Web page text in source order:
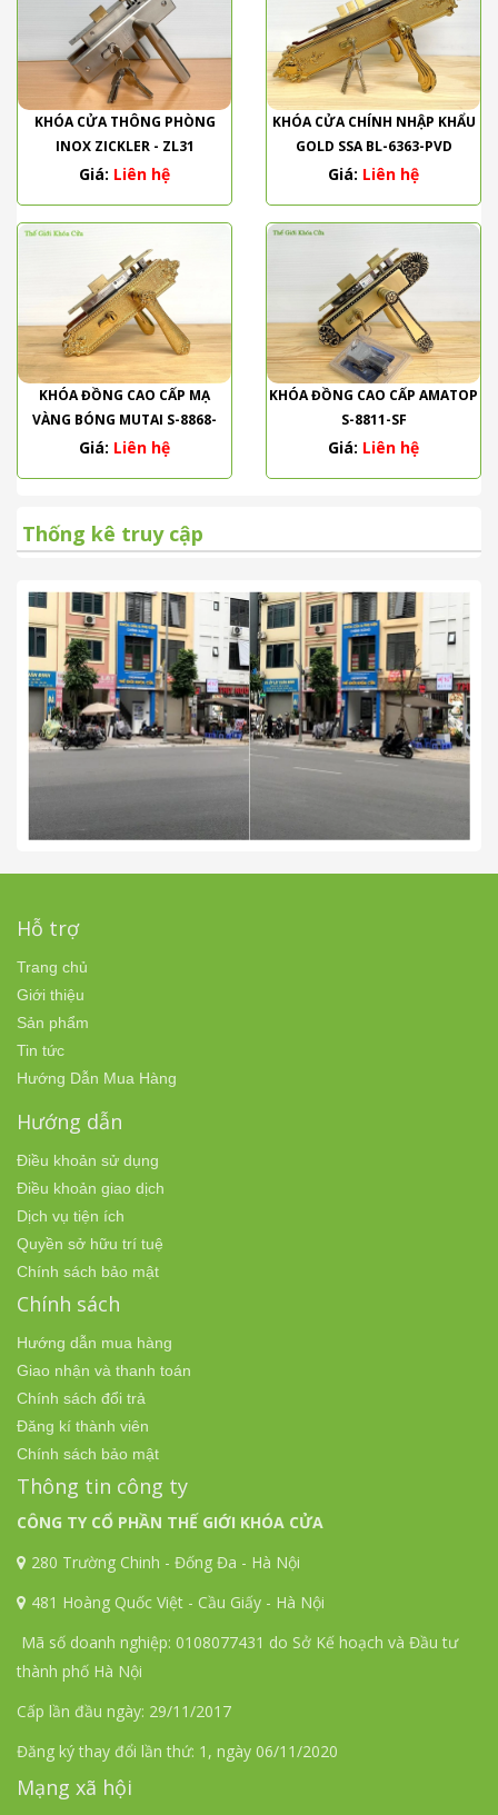
KHÓA CỬA THÔNG PHÒNG
INOX ZICKLER - ZL31
Giá: Liên hệ
KHÓA CỬA CHÍNH NHẬP KHẨU
GOLD SSA BL-6363-PVD
Giá: Liên hệ
KHÓA ĐỒNG CAO CẤP MẠ
VÀNG BÓNG MUTAI S-8868-
PVD
Giá: Liên hệ
KHÓA ĐỒNG CAO CẤP AMATOP
S-8811-SF
Giá: Liên hệ
Thống kê truy cập
Hỗ trợ
Trang chủ
Giới thiệu
Sản phẩm
Tin tức
Hướng Dẫn Mua Hàng
Hướng dẫn
Điều khoản sử dụng
Điều khoản giao dịch
Dịch vụ tiện ích
Quyền sở hữu trí tuệ
Chính sách bảo mật
Chính sách
Hướng dẫn mua hàng
Giao nhận và thanh toán
Chính sách đổi trả
Đăng kí thành viên
Chính sách bảo mật
Thông tin công ty
CÔNG TY CỔ PHẦN THẾ GIỚI KHÓA CỬA
280 Trường Chinh - Đống Đa - Hà Nội
481 Hoàng Quốc Việt - Cầu Giấy - Hà Nội
Mã số doanh nghiệp: 0108077431 do Sở Kế hoạch và Đầu tư
thành phố Hà Nội
Cấp lần đầu ngày: 29/11/2017
Đăng ký thay đổi lần thứ: 1, ngày 06/11/2020
Mạng xã hội